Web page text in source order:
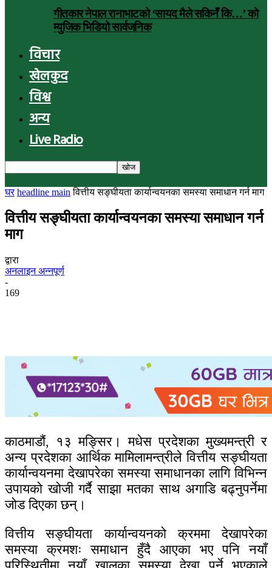
गीतकार नेपाल रानाभाटको ‘सायद मैले सकिनँ कि…’ को
म्युजिक भिडियो सार्वजनिक
विचार
खेलकुद
विश्व
अन्य
Live Radio
घर headline main वित्तीय सङ्घीयता कार्यान्वयनका समस्या समाधान गर्न माग
वित्तीय सङ्घीयता कार्यान्वयनका समस्या समाधान गर्न
माग
द्वारा
अनलाइन अन्नपूर्ण
-
169
काठमाडौं, १३ मङ्सिर। मधेस प्रदेशका मुख्यमन्त्री र
अन्य प्रदेशका आर्थिक मामिलामन्त्रीले वित्तीय सङ्घीयता
कार्यान्वयनमा देखापरेका समस्या समाधानका लागि विभिन्न
उपायको खोजी गर्दै साझा मतका साथ अगाडि बढ्नुपर्नेमा
जोड दिएका छन्।
वित्तीय सङ्घीयता कार्यान्वयनको क्रममा देखापरेका
समस्या क्रमशः समाधान हुँदै आएका भए पनि नयाँ